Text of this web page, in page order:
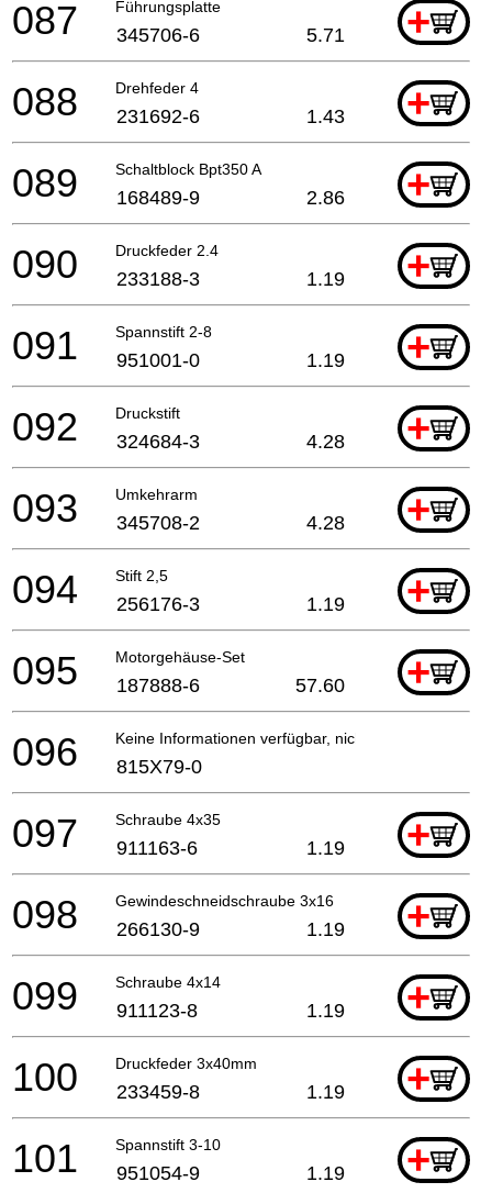
Führungsplatte +
087 345706-6 5.71
Drehfeder 4 +
088 231692-6 1.43
Schaltblock Bpt350 A +
089 168489-9 2.86
Druckfeder 2.4 +
090 233188-3 1.19
Spannstift 2-8 +
091 951001-0 1.19
Druckstift +
092 324684-3 4.28
Umkehrarm +
093 345708-2 4.28
Stift 2,5 +
094 256176-3 1.19
Motorgehäuse-Set +
095 187888-6 57.60
Keine Informationen verfügbar, nicht bestellbar
096 815X79-0
Schraube 4x35 +
097 911163-6 1.19
Gewindeschneidschraube 3x16 +
098 266130-9 1.19
Schraube 4x14 +
099 911123-8 1.19
Druckfeder 3x40mm +
100 233459-8 1.19
Spannstift 3-10 +
101 951054-9 1.19